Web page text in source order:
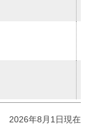
2026年8月1日現在